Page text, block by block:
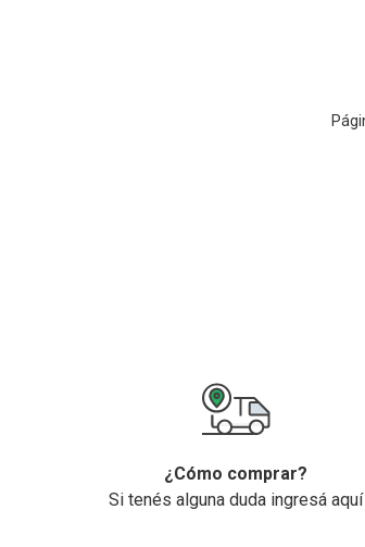
¿Cómo comprar?
Si tenés alguna duda ingresá aquí